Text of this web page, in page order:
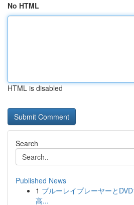
No HTML
HTML is disabled
Search
Published News
1 ブルーレイプレーヤーと
高...